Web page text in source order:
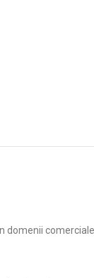
domenii